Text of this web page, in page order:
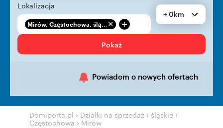
Lokalizacja
Mirów, Częstochowa, ślą... +
+ 0km
Pokaż
Powiadom o nowych ofertach
Domiporta.pl › Działki na sprzedaż › śląskie ›
Częstochowa › Mirów